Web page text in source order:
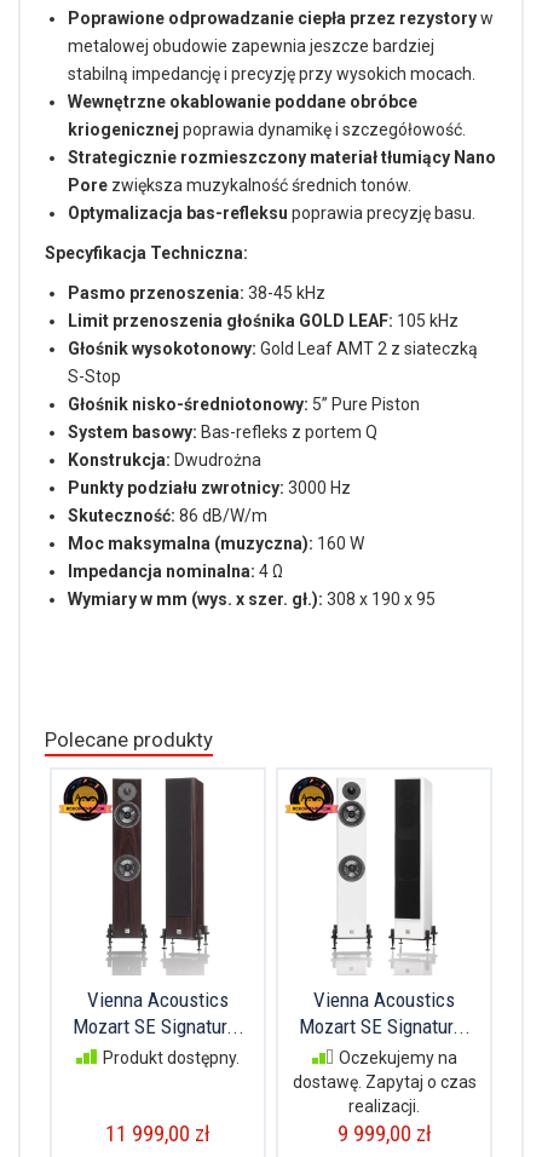
Poprawione odprowadzanie ciepła przez rezystoryw
metalowej obudowie zapewnia jeszcze bardziej
stabilną impedancję i precyzję przy wysokich mocach.
Wewnętrzne okablowanie poddane obróbce
kriogenicznej poprawia dynamikę i szczegółowość.
Strategicznie rozmieszczony materiał tłumiący Nano
Pore zwiększa muzykalność średnich tonów.
Optymalizacja bas-refleksu poprawia precyzję basu.
Specyfikacja Techniczna:
Pasmo przenoszenia: 38-45 kHz
Limit przenoszenia głośnika GOLD LEAF: 105 kHz
Głośnik wysokotonowy: Gold Leaf AMT 2 z siateczką
S-Stop
Głośnik nisko-średniotonowy: 5” Pure Piston
System basowy: Bas-refleks z portem Q
Konstrukcja: Dwudrożna
Punkty podziału zwrotnicy: 3000 Hz
Skuteczność: 86 dB/W/m
Moc maksymalna (muzyczna): 160 W
Impedancja nominalna: 4 Ω
Wymiary w mm (wys. x szer. gł.): 308 x 190 x 95
Polecane produkty
Vienna Acoustics
Mozart SE Signatur...
Produkt dostępny.
11 999,00 zł
Vienna Acoustics
Mozart SE Signatur...
Oczekujemy na
dostawę. Zapytaj o czas
realizacji.
9 999,00 zł